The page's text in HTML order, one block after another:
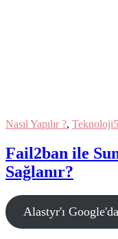
Nasıl Yapılır ?, Teknoloji
Fail2ban ile
Sağlanır?
Alastyr'ı